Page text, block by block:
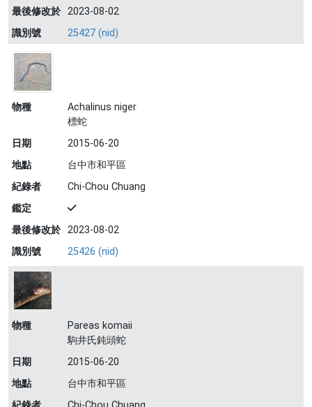
最後修改於 2023-08-02
識別號
25427 (nid)
物種
Achalinus niger
標蛇
日期
2015-06-20
地點
台中市和平區
紀錄者
Chi-Chou Chuang
鑑定
最後修改於 2023-08-02
識別號
25426 (nid)
物種
Pareas komaii
駒井氏鈍頭蛇
日期
2015-06-20
地點
台中市和平區